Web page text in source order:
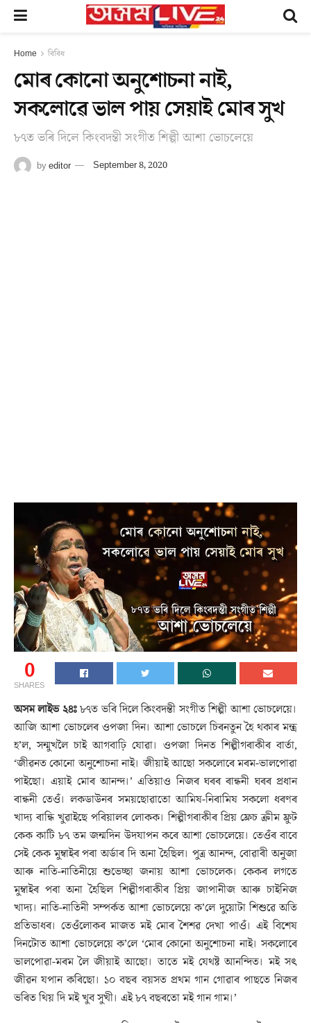
Home বিবিধ
মোৰ কোনো অনুশোচনা নাই,
সকলোৱে ভাল পায় সেয়াই মোৰ সুখ
৮৭ত ভৰি দিলে কিংবদন্তী সংগীত শিল্পী আশা ভোচলেয়ে
byeditor September 8, 2020
0
SHARES
অসম লাইভ ২৪ঃ৮৭ত ভৰি দিলে কিংবদন্তী সংগীত শিল্পী আশা ভোচলেয়ে।
আজি আশা ভোচলেৰ ওপজা দিন। আশা ভোচলে চিৰনতুন হৈ থকাৰ মন্ত্ৰ
হ’ল, সন্মুখলৈ চাই আগবাঢ়ি যোৱা। ওপজা দিনত শিল্পীগৰাকীৰ বার্তা,
‘জীৱনত কোনো অনুশোচনা নাই। জীয়াই আছো সকলোৰে মৰম-ভালপোৱা
পাইছো। এয়াই মোৰ আনন্দ।’ এতিয়াও নিজৰ ঘৰৰ ৰান্ধনী ঘৰৰ প্ৰধান
ৰান্ধনী তেওঁ। লকডাউনৰ সময়ছোৱাতো আমিষ-নিৰামিষ সকলো ধৰণৰ
খাদ্য ৰান্ধি খুৱাইছে পৰিয়ালৰ লোকক। শিল্পীগৰাকীৰ প্ৰিয় ফ্ৰেচ ক্ৰীম ফ্ৰুট
কেক কাটি ৮৭ তম জন্মদিন উদযাপন কৰে আশা ভোচলেয়ে। তেওঁৰ বাবে
সেই কেক মুম্বাইৰ পৰা অর্ডাৰ দি অনা হৈছিল। পুত্ৰ আনন্দ, বোৱাৰী অনুজা
আৰু নাতি-নাতিনীয়ে শুভেচ্ছা জনায় আশা ভোচলেক। কেকৰ লগতে
মুম্বাইৰ পৰা অনা হৈছিল শিল্পীগৰাকীৰ প্ৰিয় জাপানীজ আৰু চাইনিজ
খাদ্য। নাতি-নাতিনী সম্পর্কত আশা ভোচলেয়ে ক’লে দুয়োটা শিশুৱে অতি
প্ৰতিভাধৰ। তেওঁলোকৰ মাজত মই মোৰ শৈশৱ দেখা পাওঁ। এই বিশেষ
দিনটোত আশা ভোচলেয়ে ক’লে ‘মোৰ কোনো অনুশোচনা নাই। সকলোৰে
ভালপোৱা-মৰম লৈ জীয়াই আছো। তাতে মই যেথষ্ট আনন্দিত। মই সৎ
জীৱন যপান কৰিছো। ১০ বছৰ বয়সত প্ৰথম গান গোৱাৰ পাছতে নিজৰ
ভৰিত থিয় দি মই খুব সুখী। এই ৮৭ বছৰতো মই গান গাম।’